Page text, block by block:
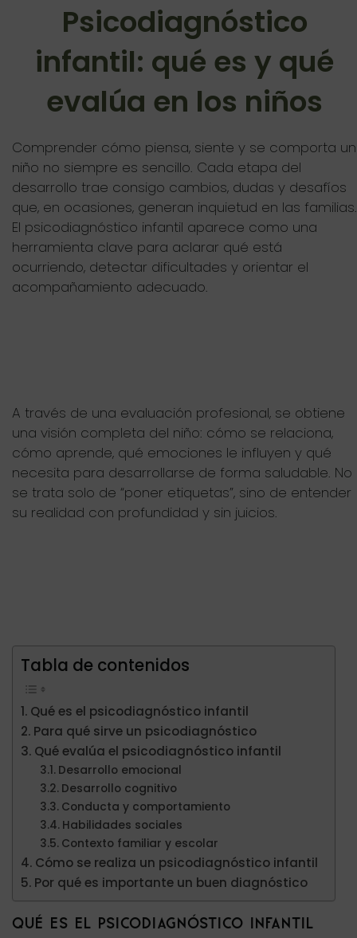
Psicodiagnóstico
infantil: qué es y qué
evalúa en los niños
Comprender cómo piensa, siente y se comporta un
niño no siempre es sencillo. Cada etapa del
desarrollo trae consigo cambios, dudas y desafíos
que, en ocasiones, generan inquietud en las familias.
El psicodiagnóstico infantil aparece como una
herramienta clave para aclarar qué está
ocurriendo, detectar dificultades y orientar el
acompañamiento adecuado.
A través de una evaluación profesional, se obtiene
una visión completa del niño: cómo se relaciona,
cómo aprende, qué emociones le influyen y qué
necesita para desarrollarse de forma saludable. No
se trata solo de “poner etiquetas”, sino de entender
su realidad con profundidad y sin juicios.
Tabla de contenidos
Qué es el psicodiagnóstico infantil
Para qué sirve un psicodiagnóstico
Qué evalúa el psicodiagnóstico infantil
Desarrollo emocional
Desarrollo cognitivo
Conducta y comportamiento
Habilidades sociales
Contexto familiar y escolar
Cómo se realiza un psicodiagnóstico infantil
Por qué es importante un buen diagnóstico
QUÉ ES EL PSICODIAGNÓSTICO INFANTIL